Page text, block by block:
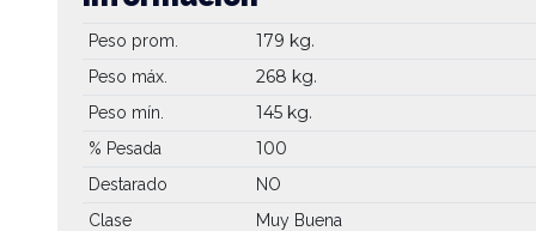
Peso prom. 179 kg.
Peso máx. 268 kg.
Peso mín. 145 kg.
% Pesada 100
Destarado
NO
Clase
Muy Buena